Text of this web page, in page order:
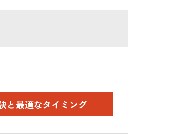
と最適なタイミング